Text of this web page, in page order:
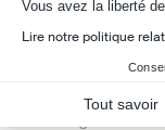
Vous avez la liberté
Lire notre politique
Tout savoir